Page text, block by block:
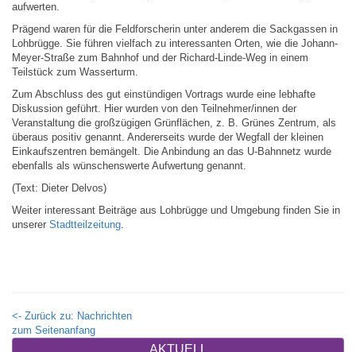
AKTUELL
aufwerten.
Prägend waren für die Feldforscherin unter anderem die Sackgassen in
Lohbrügge. Sie führen vielfach zu interessanten Orten, wie die Johann-
Meyer-Straße zum Bahnhof und der Richard-Linde-Weg in einem
Teilstück zum Wasserturm.
Zum Abschluss des gut einstündigen Vortrags wurde eine lebhafte
Diskussion geführt. Hier wurden von den Teilnehmer/innen der
Veranstaltung die großzügigen Grünflächen, z. B. Grünes Zentrum, als
überaus positiv genannt. Andererseits wurde der Wegfall der kleinen
Einkaufszentren bemängelt. Die Anbindung an das U-Bahnnetz wurde
ebenfalls als wünschenswerte Aufwertung genannt.
(Text: Dieter Delvos)
Weiter interessant Beiträge aus Lohbrügge und Umgebung finden Sie in
unserer Stadtteilzeitung.
<- Zurück zu: Nachrichten
zum Seitenanfang